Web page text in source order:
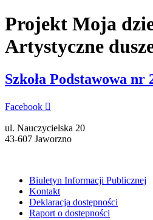
Projekt Moja
Artystyczne
Szkoła Podstawowa nr
Facebook
ul. Nauczycielska 20
43-607 Jaworzno
Biuletyn Informacji Publicznej
Kontakt
Deklaracja dostępności
Raport o dostepności